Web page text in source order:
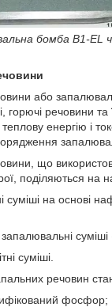
бомба B1-EL
або
горючі речовини та
енергію і
що
поділяються на
суміші на основі
суміші
суміші.
речовин
фосфор;